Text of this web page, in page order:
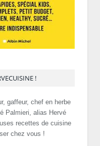
!
gaffeur, chef en herbe
Palmieri, alias Hervé
recettes de cuisine
chez vous !